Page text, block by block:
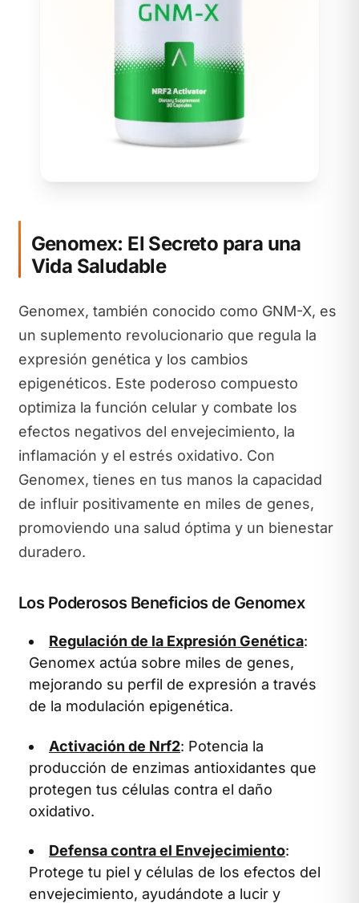
Genomex: El Secreto para una
Vida Saludable
Genomex, también conocido como GNM-X, es
un suplemento revolucionario que regula la
expresión genética y los cambios
epigenéticos. Este poderoso compuesto
optimiza la función celular y combate los
efectos negativos del envejecimiento, la
inflamación y el estrés oxidativo. Con
Genomex, tienes en tus manos la capacidad
de influir positivamente en miles de genes,
promoviendo una salud óptima y un bienestar
duradero.
Los Poderosos Beneficios de Genomex
Regulación de la Expresión Genética:
Genomex actúa sobre miles de genes,
mejorando su perfil de expresión a través
de la modulación epigenética.
Activación de Nrf2: Potencia la
producción de enzimas antioxidantes que
protegen tus células contra el daño
oxidativo.
Defensa contra el Envejecimiento:
Protege tu piel y células de los efectos del
envejecimiento, ayudándote a lucir y